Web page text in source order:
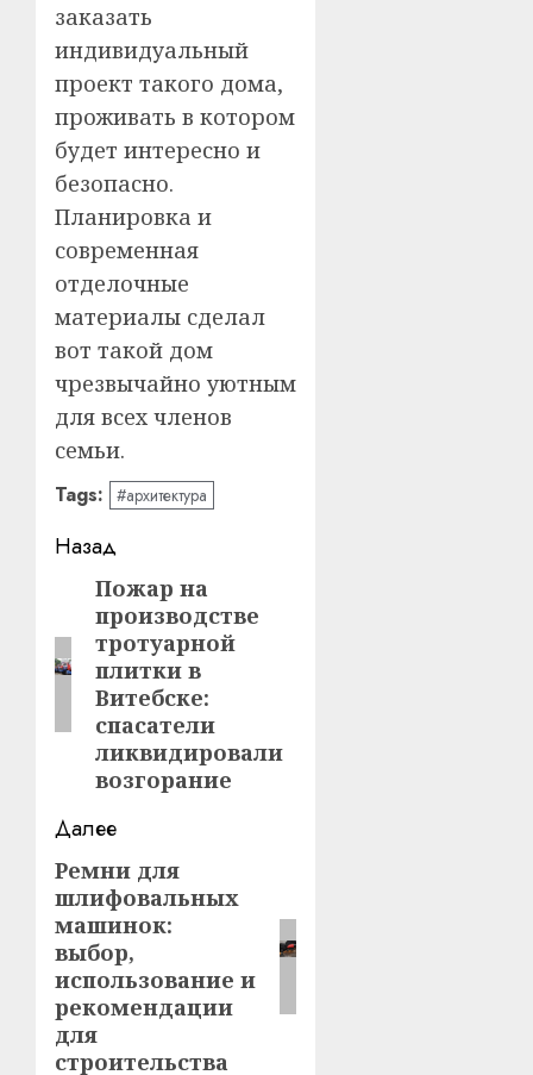
заказать
индивидуальный
проект такого дома,
проживать в котором
будет интересно и
безопасно.
Планировка и
современная
отделочные
материалы сделал
вот такой дом
чрезвычайно уютным
для всех членов
семьи.
Tags: #архитектура
Навигация
записи
Назад
Предыдущая
запись:
Пожар на
производстве
тротуарной
плитки в
Витебске:
спасатели
ликвидировали
возгорание
Далее
Следующая
запись:
Ремни для
шлифовальных
машинок:
выбор,
использование и
рекомендации
для
строительства